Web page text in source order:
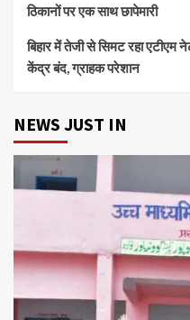
ठिकानों पर एक साथ छापेमारी
बिहार में तेजी से सिमट रहा एटीएम
केंद्र बंद, ग्राहक परेशान
NEWS JUST IN